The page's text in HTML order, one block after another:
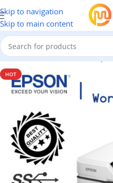
Skip to navigation
Skip to main content
Accueil/INFORMATIQUE/
HOT